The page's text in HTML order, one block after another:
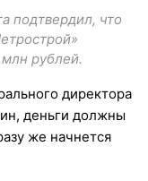
подтвердил, что
рублей.
директора
деньги должны
же начнется